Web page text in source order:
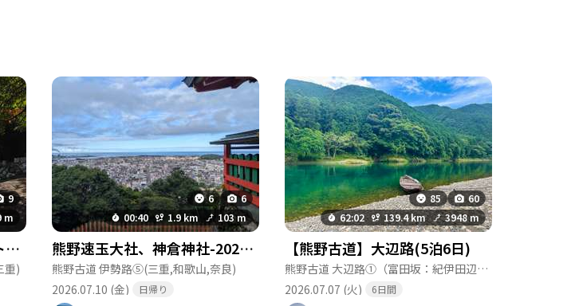
9
m
速玉大社から神倉神社のゴトビキ岩へ〜最強のパワースポット巡りと今夏初の風物詩🍧〜
重)
6
6
00:40
1.9 km 103 m
熊野速玉大社、神倉神社-2026-07-10
熊野古道 伊勢路⑤(三重,和歌山,奈良)
2026.07.10 (金)
日帰り
85
60
62:02
139.4 km 3948 m
【熊野古道】大辺路(5泊6日)
熊野古道 大辺路①（富田坂：紀伊田辺駅～安居バス停）
2026.07.07 (火)
6日間